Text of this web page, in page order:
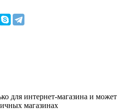
для интернет-магазина и может
магазинах